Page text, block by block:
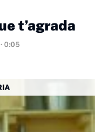
t’agrada
0:05